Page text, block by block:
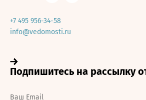
+7 495 956-34-58
info@vedomosti.ru